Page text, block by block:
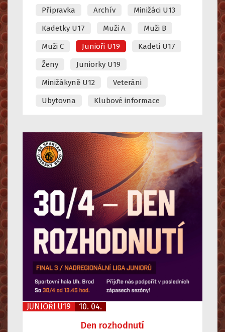
Přípravka
Archív
Minižáci U13
Kadetky U17
Muži A
Muži B
Muži C
Junioři U19
Kadeti U17
Ženy
Juniorky U19
Minižákyně U12
Veteráni
Ubytovna
Klubové informace
JUNIOŘI U19 10. 04.
Den rozhodnutí